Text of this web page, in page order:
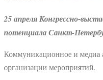
25 апреля Конгрессно-
потенциала Санкт-
Коммуникационное и медиа
организации мероприятий.